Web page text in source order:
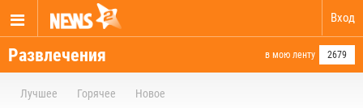
Вход
Развлечения в мою ленту 2679
Лучшее Горячее Новое